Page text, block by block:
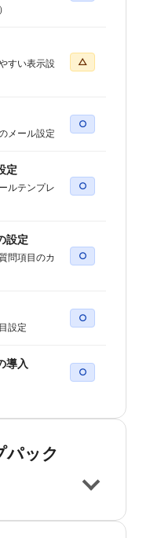
すい表示設
△
メール設定
○
定
ルテンプレ
○
設定
問項目のカ
○
設定
○
導入
○
パック